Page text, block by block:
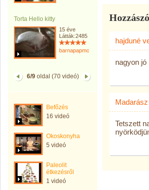
Torta Hello kitty
15 éve
Látták:2485
barnapapmonika
6/9oldal (70 videó)
Befőzés
16 videó
Okoskonyha
5 videó
Paleolit
étkezésről
1 videó
hajduné
nagyon jó
Tetszett